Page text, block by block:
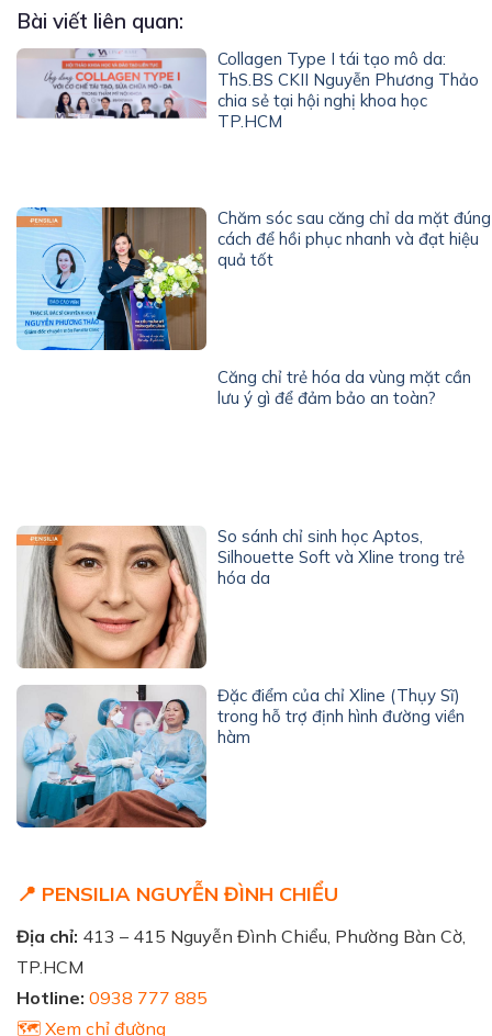
Bài viết liên quan:
Collagen Type I tái tạo mô da:
ThS.BS CKII Nguyễn Phương Thảo
chia sẻ tại hội nghị khoa học
TP.HCM
Chăm sóc sau căng chỉ da mặt đúng
cách để hồi phục nhanh và đạt hiệu
quả tốt
Căng chỉ trẻ hóa da vùng mặt cần
lưu ý gì để đảm bảo an toàn?
So sánh chỉ sinh học Aptos,
Silhouette Soft và Xline trong trẻ
hóa da
Đặc điểm của chỉ Xline (Thụy Sĩ)
trong hỗ trợ định hình đường viền
hàm
📍 PENSILIA NGUYỄN ĐÌNH CHIỂU
Địa chỉ: 413 – 415 Nguyễn Đình Chiểu, Phường Bàn Cờ,
TP.HCM
Hotline: 0938 777 885
🗺️ Xem chỉ đường